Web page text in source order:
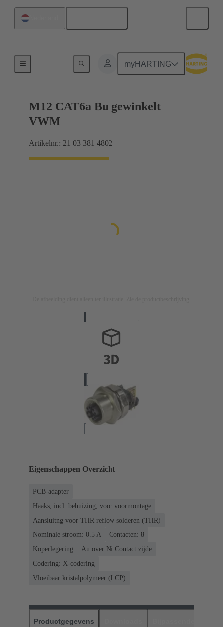
myHARTING
M12 CAT6a Bu gewinkelt
VWM
Artikelnr.: 21 03 381 4802
Eigenschappen Overzicht
PCB-adapter
Haaks, incl. behuizing, voor voormontage
Aansluitng voor THR reflow solderen (THR)
Nominale stroom: ‌0.5 A
Contacten: 8
Koperlegering
Au over Ni Contact zijde
Codering: X-codering
Vloeibaar kristalpolymeer (LCP)
Productgegevens